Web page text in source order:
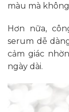
màu mà
Hơn nữa,
serum dễ
cảm giác
ngày dài.